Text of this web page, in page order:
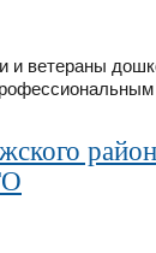
и ветераны